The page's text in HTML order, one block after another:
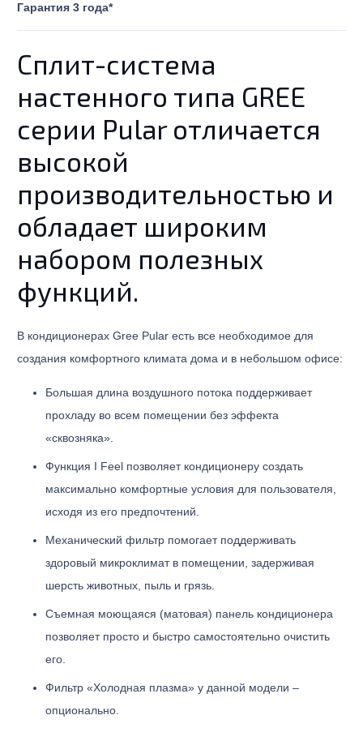
Гарантия 3 года*
Cплит-система
настенного типа GREE
серии Pular отличается
высокой
производительностью и
обладает широким
набором полезных
функций.
В кондиционерах Gree Pular есть все необходимое для
создания комфортного климата дома и в небольшом офисе:
Большая длина воздушного потока поддерживает
прохладу во всем помещении без эффекта
«сквозняка».
Функция I Feel позволяет кондиционеру создать
максимально комфортные условия для пользователя,
исходя из его предпочтений.
Механический фильтр помогает поддерживать
здоровый микроклимат в помещении, задерживая
шерсть животных, пыль и грязь.
Съемная моющаяся (матовая) панель кондиционера
позволяет просто и быстро самостоятельно очистить
его.
Фильтр «Холодная плазма» у данной модели –
опционально.